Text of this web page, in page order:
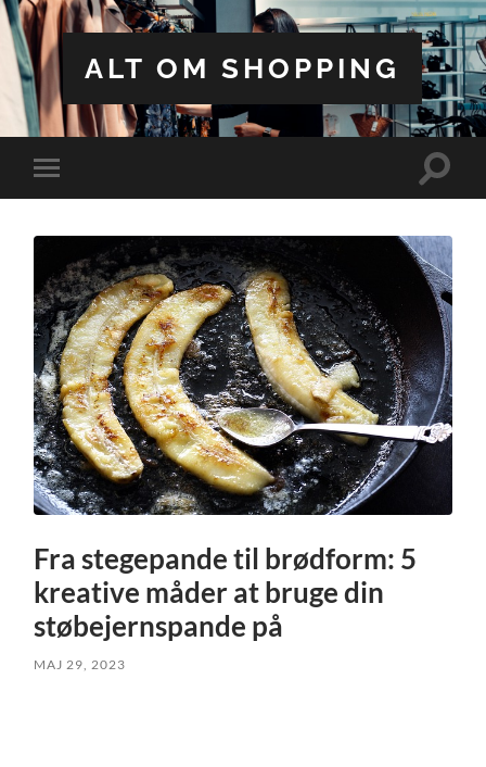
ALT OM SHOPPING
Toggle
mobile
Toggle
Fra stegepande til brødform: 5
kreative måder at bruge din
støbejernspande på
MAJ 29, 2023